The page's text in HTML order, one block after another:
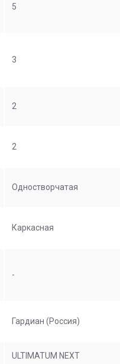
5
3
2
2
Одностворчатая
Каркасная
-
Гардиан (Россия)
ULTIMATUM NEXT